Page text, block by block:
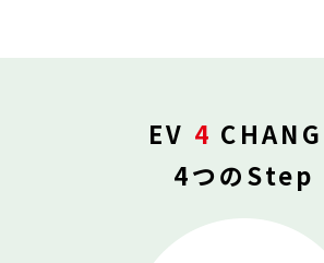
EV 4
4つのStep